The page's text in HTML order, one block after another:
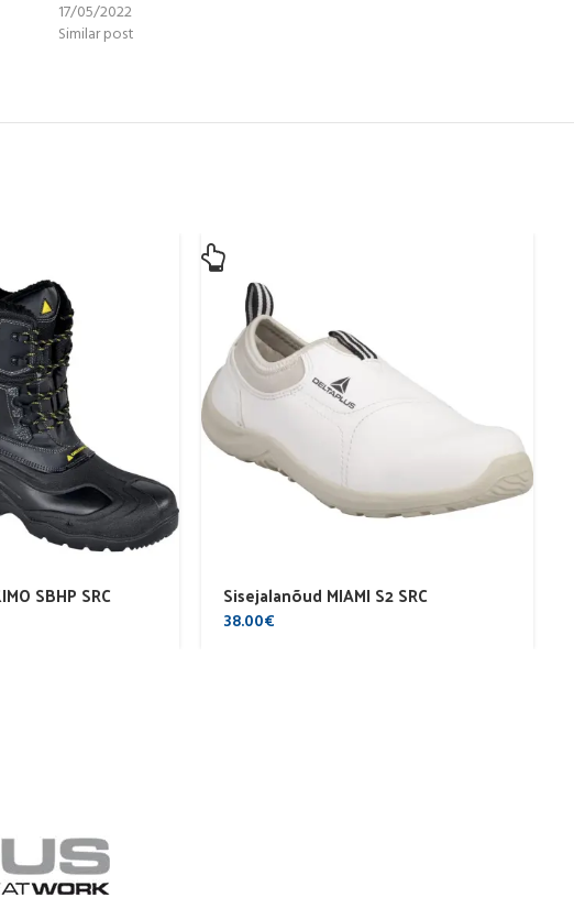
17/05/2022
Similar post
SBHP SRC Sisejalanõud MIAMI S2 SRC
38.00€